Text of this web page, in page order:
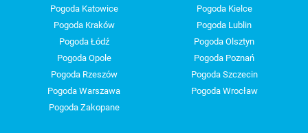
Pogoda Katowice
Pogoda Kielce
Pogoda Kraków
Pogoda Lublin
Pogoda Łódź
Pogoda Olsztyn
Pogoda Opole
Pogoda Poznań
Pogoda Rzeszów
Pogoda Szczecin
Pogoda Warszawa
Pogoda Wrocław
Pogoda Zakopane